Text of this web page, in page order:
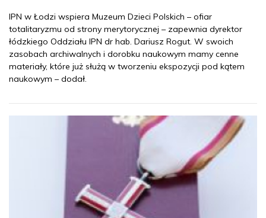
IPN w Łodzi wspiera Muzeum Dzieci Polskich – ofiar
totalitaryzmu od strony merytorycznej – zapewnia dyrektor
łódzkiego Oddziału IPN dr hab. Dariusz Rogut. W swoich
zasobach archiwalnych i dorobku naukowym mamy cenne
materiały, które już służą w tworzeniu ekspozycji pod kątem
naukowym – dodał.